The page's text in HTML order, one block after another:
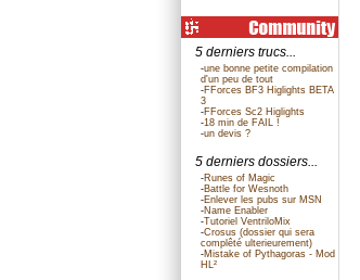
5 derniers trucs...
-une bonne petite compilation
d'un peu de tout
-FForces BF3 Higlights BETA
3
-FForces Sc2 Higlights
-18 min de FAIL !
-un devis ?
5 derniers dossiers...
-Runes of Magic
-Battle for Wesnoth
-Enlever les pubs sur MSN
-Name Enabler
-Tutoriel VentriloMix
-Crosus (dossier qui sera
complêté ulterieurement)
-Mistake of Pythagoras - Mod
HL²